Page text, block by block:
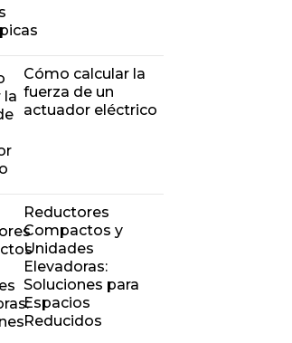
Cómo calcular la
fuerza de un
actuador eléctrico
Reductores
Compactos y
Unidades
Elevadoras:
Soluciones para
Espacios
Reducidos